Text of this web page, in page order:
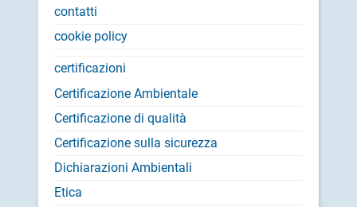
contatti
cookie policy
certificazioni
Certificazione Ambientale
Certificazione di qualità
Certificazione sulla sicurezza
Dichiarazioni Ambientali
Etica